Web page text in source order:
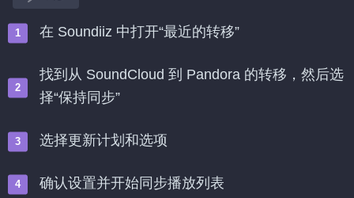
在 Soundiiz 中打开“最近的转移”
找到从 SoundCloud 到 Pandora 的转移，然后选
择“保持同步”
选择更新计划和选项
确认设置并开始同步播放列表